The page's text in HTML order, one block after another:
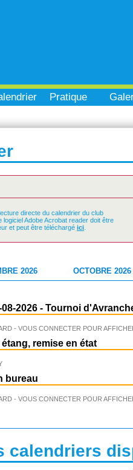
Pratique
directe du calendrier du club
logiciel Adobe Acrobat reader doit être
et peut être téléchargé ici
2026 OCTOBRE 2026
2026 - Tournoi
- VOUS CONNECTER POUR
étang, remise en état
bureau
- VOUS CONNECTER POUR
calendriers